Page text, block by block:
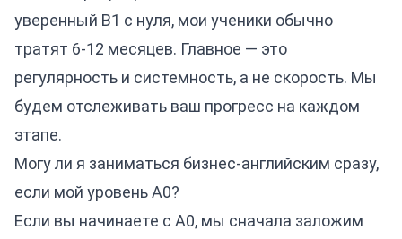
уверенный B1 с нуля, мои ученики обычно
тратят 6-12 месяцев. Главное — это
регулярность и системность, а не скорость. Мы
будем отслеживать ваш прогресс на каждом
этапе.
Могу ли я заниматься бизнес-английским сразу,
если мой уровень A0?
Если вы начинаете с A0, мы сначала заложим